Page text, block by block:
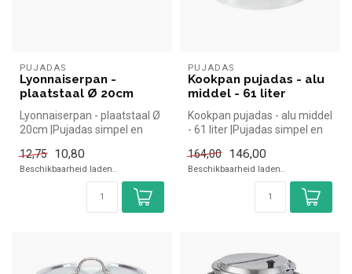
PUJADAS
Lyonnaiserpan -
plaatstaal Ø 20cm
Lyonnaiserpan - plaatstaal Ø
20cm |Pujadas simpel en
12,75
10,80
Beschikbaarheid laden..
PUJADAS
Kookpan pujadas - alu
middel - 61 liter
Kookpan pujadas - alu middel
- 61 liter |Pujadas simpel en
164,00
146,00
Beschikbaarheid laden..